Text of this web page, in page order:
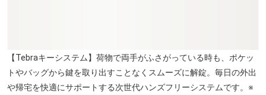
【Tebraキーシステム】荷物で両手がふさがっている時も、ポケッ
トやバッグから鍵を取り出すことなくスムーズに解錠。毎日の外出
や帰宅を快適にサポートする次世代ハンズフリーシステムです。※